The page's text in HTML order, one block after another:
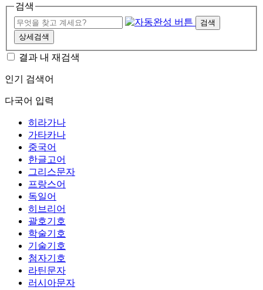
검색
검색
상세검색
결과 내 재검색
인기 검색어
다국어 입력
히라가나
가타카나
중국어
한글고어
그리스문자
프랑스어
독일어
히브리어
괄호기호
학술기호
기술기호
첨자기호
라틴문자
러시아문자